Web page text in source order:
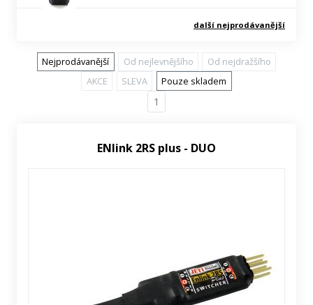
další nejprodávanější
Nejprodávanější Od nejlevnějšího
Od nejdražšího
AKCE
SLEVA Pouze skladem
1
ENlink 2RS plus - DUO